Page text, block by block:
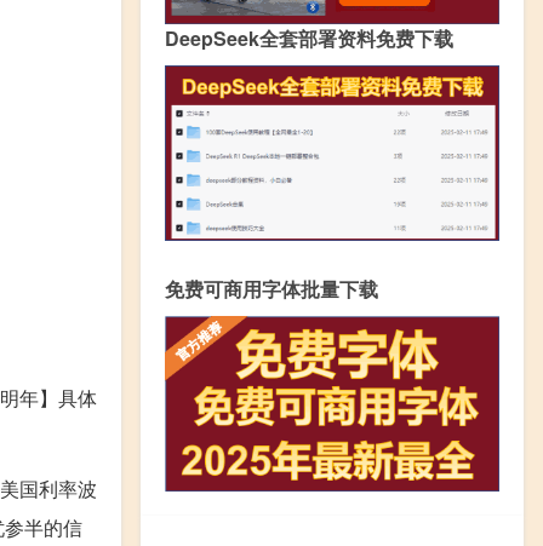
年】具体
国利率波
半的信
DeepSeek全套部署资料免费下载
免费可商用字体批量下载